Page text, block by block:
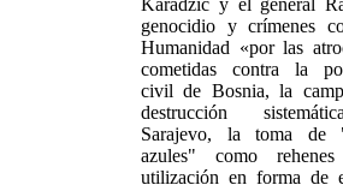
Karadzic y el general
genocidio y crímenes
Humanidad «por las
cometidas contra la
civil de Bosnia, la
destrucción
Sarajevo, la toma de
azules" como
utilización en forma de